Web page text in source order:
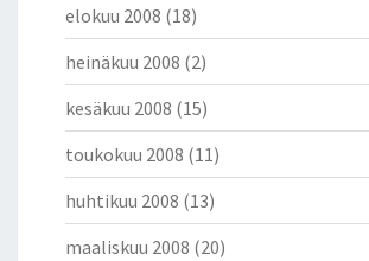
elokuu 2008 (18)
heinäkuu 2008 (2)
kesäkuu 2008 (15)
toukokuu 2008 (11)
huhtikuu 2008 (13)
maaliskuu 2008 (20)